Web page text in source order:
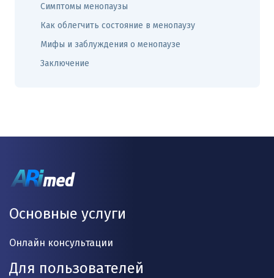
Симптомы менопаузы
Как облегчить состояние в менопаузу
Мифы и заблуждения о менопаузе
Заключение
Основные услуги
Онлайн консультации
Для пользователей